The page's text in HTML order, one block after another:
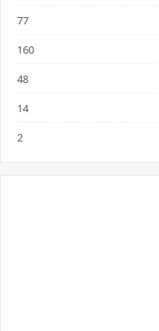
77
160
48
14
2